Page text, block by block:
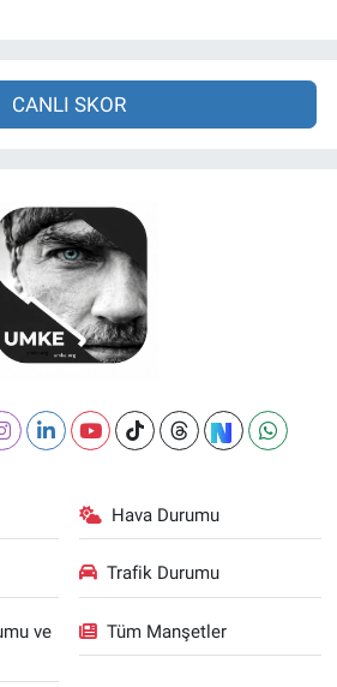
CANLI SKOR
Hava Durumu
Trafik Durumu
ve
Tüm Manşetler